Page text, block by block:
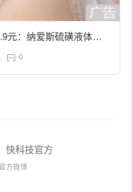
元：纳爱斯硫磺液体香
0
快科技官方
方微博